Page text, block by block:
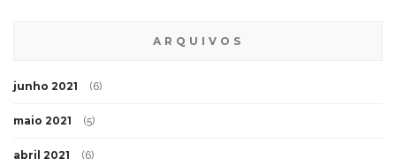
ARQUIVOS
junho 2021 (6)
maio 2021 (5)
abril 2021 (6)